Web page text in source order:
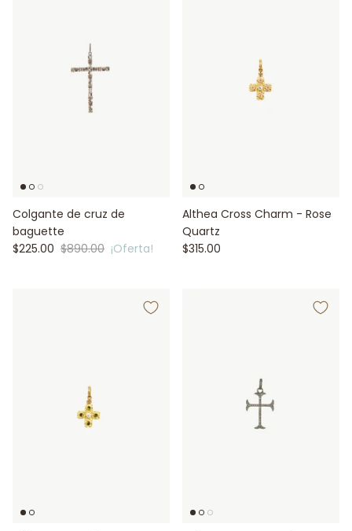
Colgante de cruz de
baguette
$225.00 $890.00 ¡Oferta!
Althea Cross Charm - Rose
Quartz
$315.00